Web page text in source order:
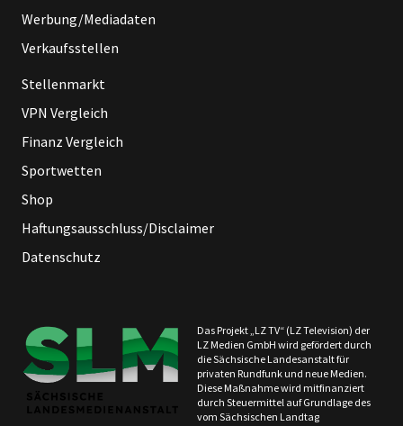
Werbung/Mediadaten
Verkaufsstellen
Stellenmarkt
VPN Vergleich
Finanz Vergleich
Sportwetten
Shop
Haftungsausschluss/Disclaimer
Datenschutz
Das Projekt „LZ TV“ (LZ Television) der
LZ Medien GmbH wird gefördert durch
die Sächsische Landesanstalt für
privaten Rundfunk und neue Medien.
Diese Maßnahme wird mitfinanziert
durch Steuermittel auf Grundlage des
vom Sächsischen Landtag